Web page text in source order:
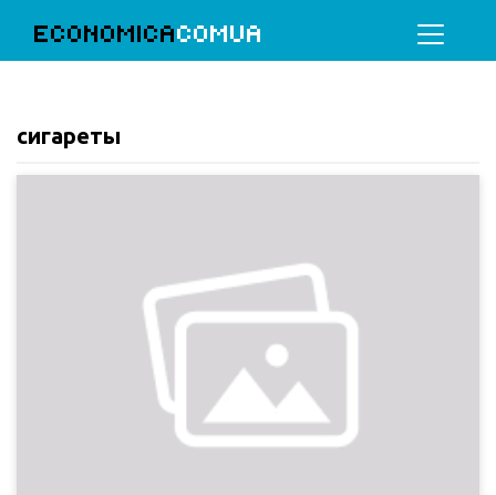
ECONOMICACOMUA
сигареты